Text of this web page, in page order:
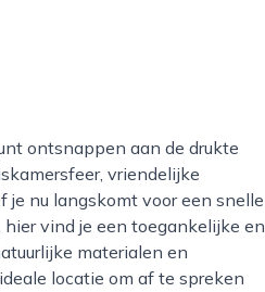
vriendelijke
je nu langskomt voor een snelle
vind je een toegankelijke en
materialen en
locatie om af te spreken